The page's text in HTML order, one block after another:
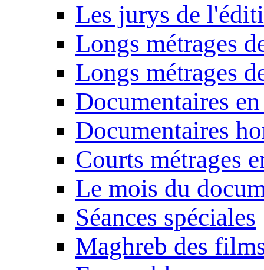
Les jurys de
Longs métrages
Longs métrages
Documentaires
Documentaires
Courts métrages
Le mois du
Séances spéciales
Maghreb des